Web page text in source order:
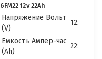
6FM22 12v 22Ah
Напряжение Вольт
(V)
12
Емкость Ампер-час
(Ah)
22